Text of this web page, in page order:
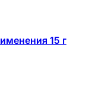
15 г